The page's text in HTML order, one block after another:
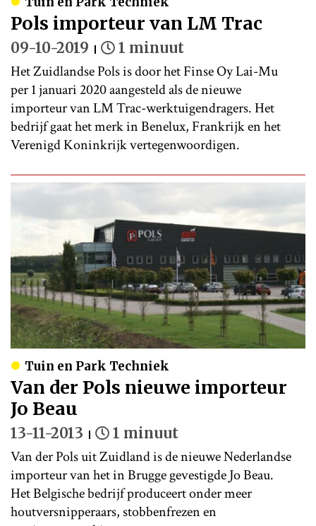
Pols importeur van LM Trac
09-10-2019 1 minuut
Het Zuidlandse Pols is door het Finse Oy Lai-Mu
per 1 januari 2020 aangesteld als de nieuwe
importeur van LM Trac-werktuigendragers. Het
bedrijf gaat het merk in Benelux, Frankrijk en het
Verenigd Koninkrijk vertegenwoordigen.
Tuin en Park Techniek
Van der Pols nieuwe importeur
Jo Beau
13-11-2013 1 minuut
Van der Pols uit Zuidland is de nieuwe Nederlandse
importeur van het in Brugge gevestigde Jo Beau.
Het Belgische bedrijf produceert onder meer
houtversnipperaars, stobbenfrezen en